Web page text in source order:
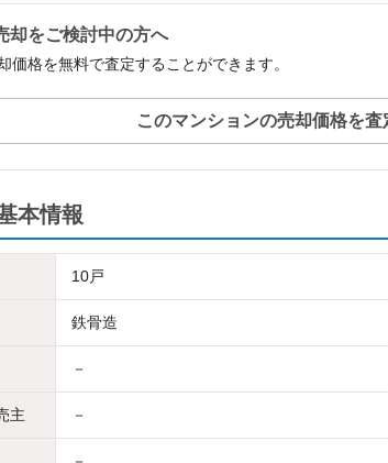
却をご検討中の方へ
価格を無料で査定することができます。
このマンションの売却価格を査
本情報
10戸
鉄骨造
－
主 －